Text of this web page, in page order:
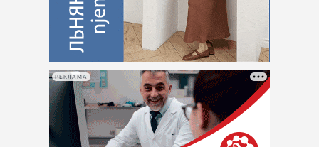
РЕКЛАМА